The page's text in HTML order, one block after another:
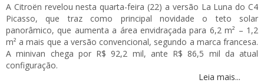
A Citroën revelou nesta quarta-feira (22) a versão La Luna do C4
Picasso, que traz como principal novidade o teto solar
panorâmico, que aumenta a área envidraçada para 6,2 m² – 1,2
m² a mais que a versão convencional, segundo a marca francesa.
A minivan chega por R$ 92,2 mil, ante R$ 86,5 mil da atual
configuração.
Leia mais...